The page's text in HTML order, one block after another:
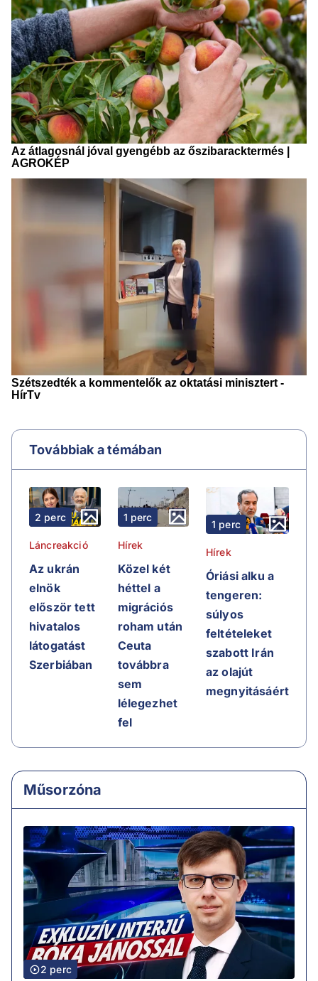
Továbbiak a témában
2 perc
Láncreakció
Az ukrán
elnök
először tett
hivatalos
látogatást
Szerbiában
1 perc
Hírek
Közel két
héttel a
migrációs
roham után
Ceuta
továbbra
sem
lélegezhet
fel
1 perc
Hírek
Óriási alku a
tengeren:
súlyos
feltételeket
szabott Irán
az olajút
megnyitásáért
Műsorzóna
2 perc